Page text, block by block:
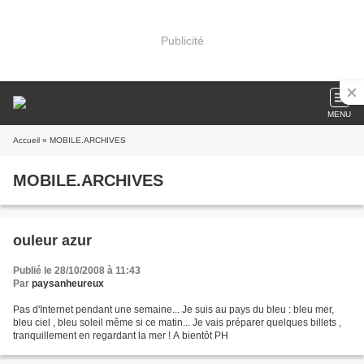
Publicité
MENU
Accueil » MOBILE.ARCHIVES
MOBILE.ARCHIVES
ouleur azur
Publié le 28/10/2008 à 11:43
Par paysanheureux
Pas d'Internet pendant une semaine... Je suis au pays du bleu : bleu mer,
bleu ciel , bleu soleil même si ce matin... Je vais préparer quelques billets ,
tranquillement en regardant la mer ! A bientôt PH